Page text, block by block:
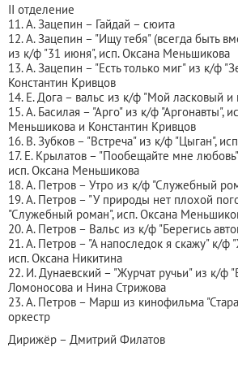
II отделение
11. А. Зацепин – Гайдай – сюита
12. А. Зацепин – "Ищу тебя" (всегда быть
из к/ф "31 июня", исп. Оксана Меньшикова
13. А. Зацепин – "Есть только миг" из к/ф
Константин Кривцов
14. Е. Дога – вальс из к/ф "Мой ласковый
15. А. Басилая – "Арго" из к/ф "Аргонавты",
Меньшикова и Константин Кривцов
16. В. Зубков – "Встреча" из к/ф "Цыган",
17. Е. Крылатов – "Пообещайте мне
исп. Оксана Меньшикова
18. А. Петров – Утро из к/ф "Служебный
19. А. Петров – "У природы нет плохой
"Служебный роман", исп. Оксана
20. А. Петров – Вальс из к/ф "Берегись
21. А. Петров – "А напоследок я скажу" к/ф
исп. Оксана Никитина
22. И. Дунаевский – "Журчат ручьи" из к/ф
Ломоносова и Нина Стрижова
23. А. Петров – Марш из кинофильма
оркестр
Дирижёр – Дмитрий Филатов